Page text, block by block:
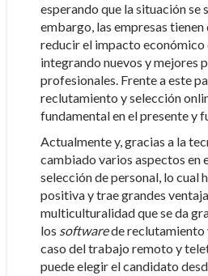
esperando que la situación se
embargo, las empresas
reducir el impacto económico
integrando nuevos y mejores
profesionales. Frente a este
reclutamiento y selección
fundamental en el presente y
Actualmente y, gracias a la
cambiado varios aspectos en
selección de personal, lo cual
positiva y trae grandes
multiculturalidad que se da
los softwarede reclutamiento
caso del trabajo remoto y
puede elegir el candidato